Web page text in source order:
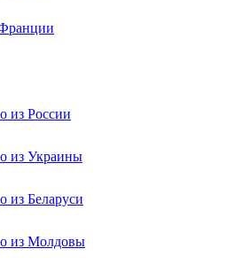
из России
из Украины
из Беларуси
из Молдовы